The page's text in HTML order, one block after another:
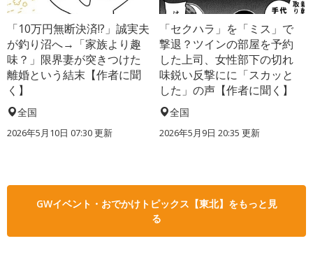
「10万円無断決済!?」誠実夫
が釣り沼へ→「家族より趣
味？」限界妻が突きつけた
離婚という結末【作者に聞
く】
全国
2026年5月10日 07:30 更新
「セクハラ」を「ミス」で
撃退？ツインの部屋を予約
した上司、女性部下の切れ
味鋭い反撃にに「スカッと
した」の声【作者に聞く】
全国
2026年5月9日 20:35 更新
GWイベント・おでかけトピックス【東北】をもっと見
る